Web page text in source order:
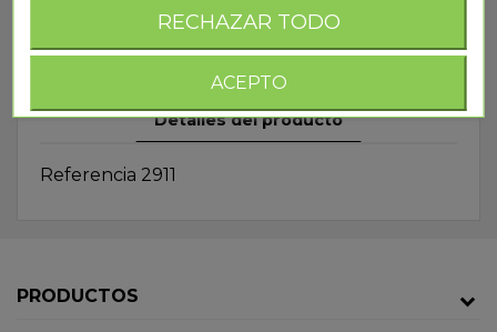
500 SOMBRERO VAQUERO
FLECOS
Detalles del producto
Referencia 2911
PRODUCTOS
RECHAZAR TODO
ACEPTO